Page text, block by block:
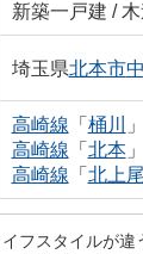
新築一戸建 /
埼玉県北本市
高崎線 「 桶川
高崎線 「 北本
高崎線 「 北上尾
フスタイルが